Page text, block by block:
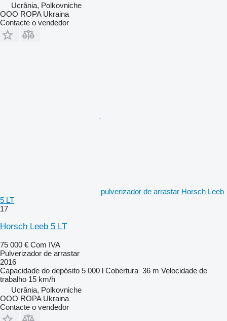
Ucrânia, Polkovniche
OOO ROPA Ukraina
Contacte o vendedor
pulverizador de arrastar Horsch Leeb
5 LT
17
Horsch Leeb 5 LT
75 000 € Com IVA
Pulverizador de arrastar
2016
Capacidade do depósito 5 000 l Cobertura 36 m Velocidade de
trabalho 15 km/h
Ucrânia, Polkovniche
OOO ROPA Ukraina
Contacte o vendedor